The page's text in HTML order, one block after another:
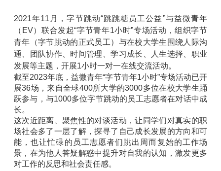
2021年11月，字节跳动“跳跳糖员工公益”与益微青年
（EV）联合发起“字节青年1小时”专场活动，组织字节
青年（字节跳动的正式员工）与在校大学生围绕人际沟
通、团队协作、时间管理、学习成长、人生选择、职业
发展等主题，开展1小时一对一在线交流活动。
截至2023年底，益微青年“字节青年1小时”专场活动已开
展36场，来自全球400所大学的3000多位在校大学生踊
跃参与，与1000多位字节跳动的员工志愿者在对话中成
长。
这次近距离、聚焦性的对谈活动，让同学们对真实的职
场社会多了一层了解，探寻了自己成长发展的方向和可
能，也让忙碌的员工志愿者们跳出周而复始的工作场
景，在为他人答疑解惑中提升对自我的认知，激发更多
对工作的反思和社会责任感。